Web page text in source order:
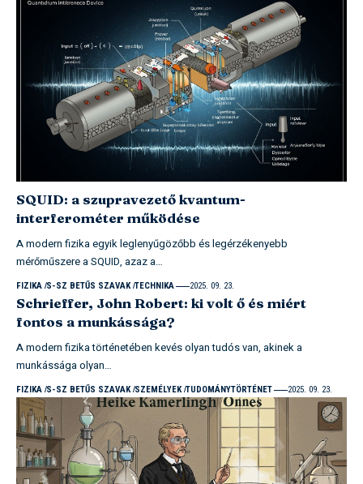
SQUID: a szupravezető kvantum-
interferométer működése
A modern fizika egyik leglenyűgözőbb és legérzékenyebb
mérőműszere a SQUID, azaz a…
FIZIKA S-SZ BETŰS SZAVAK TECHNIKA 2025. 09. 23.
Schrieffer, John Robert: ki volt ő és miért
fontos a munkássága?
A modern fizika történetében kevés olyan tudós van, akinek a
munkássága olyan…
FIZIKA S-SZ BETŰS SZAVAK SZEMÉLYEK TUDOMÁNYTÖRTÉNET 2025. 09. 23.